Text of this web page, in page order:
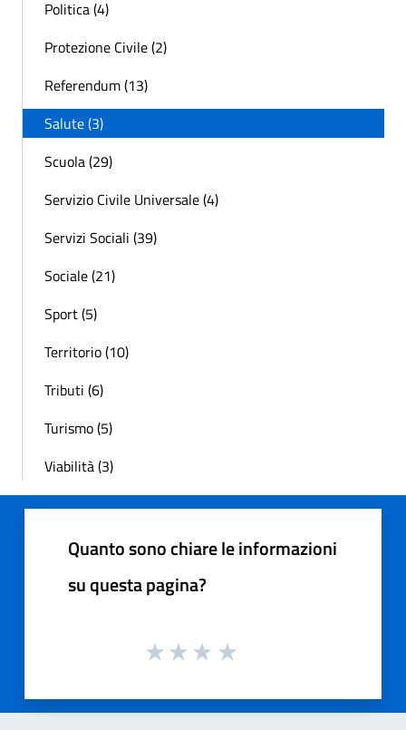
Politica (4)
Protezione Civile (2)
Referendum (13)
Salute (3)
Scuola (29)
Servizio Civile Universale (4)
Servizi Sociali (39)
Sociale (21)
Sport (5)
Territorio (10)
Tributi (6)
Turismo (5)
Viabilità (3)
Quanto sono chiare le informazioni
su questa pagina?